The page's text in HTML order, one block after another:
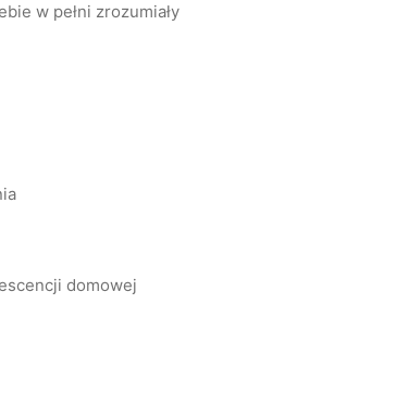
w pełni zrozumiały
domowej